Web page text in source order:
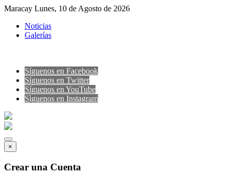
Maracay Lunes, 10 de Agosto de 2026
Noticias
Galerías
Síguenos en Facebook
Síguenos en Twitter
Síguenos en YouTube
Sìguenos en Instagram
×
Crear una Cuenta